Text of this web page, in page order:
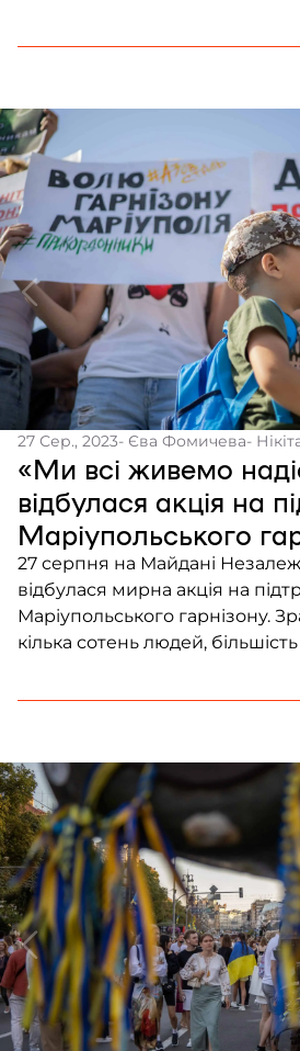
одночасно і велич, і трагедія
27 Сер., 2023- Єва Фомичева-
«Ми всі живемо
відбулася акція на
Маріупольського
27 серпня на Майдані
відбулася мирна акція на
Маріупольського гарнізону.
кілька сотень людей,
«Кожен ранок, кожен вечір я